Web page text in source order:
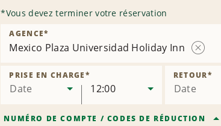
*Vous devez terminer votre réservation
Mexico Plaza Universidad Holiday Inn
l’agence
AGENCE*
Date
PRISE EN CHARGE*
12:00 Date
RETOUR*
NUMÉRO DE COMPTE / CODES DE RÉDUCTION